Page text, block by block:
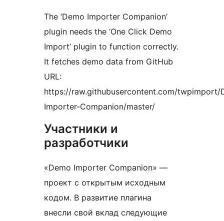
The ‘Demo Importer Companion’
plugin needs the ‘One Click Demo
Import’ plugin to function correctly.
It fetches demo data from GitHub
URL:
https://raw.githubusercontent.com/twpimport/
Importer-Companion/master/
Участники и
разработчики
«Demo Importer Companion» —
проект с открытым исходным
кодом. В развитие плагина
внесли свой вклад следующие